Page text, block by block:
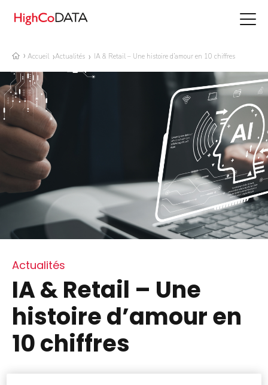
Accueil Actualités IA & Retail – Une histoire d’amour en 10 chiffres
Actualités
IA & Retail – Une
histoire d’amour en
10 chiffres